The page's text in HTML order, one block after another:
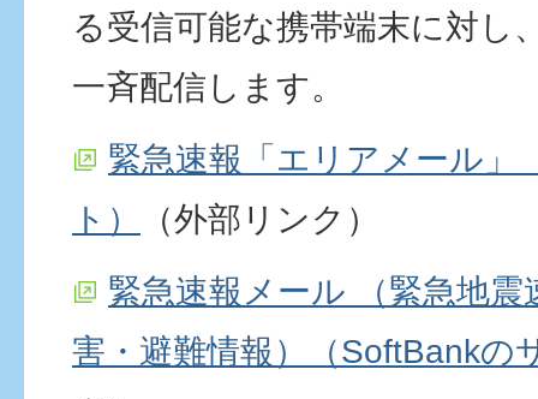
る受信可能な携帯端末に対し
一斉配信します。
緊急速報「エリアメール」
ト）
（外部リンク）
緊急速報メール （緊急地震
害・避難情報）（SoftBankの